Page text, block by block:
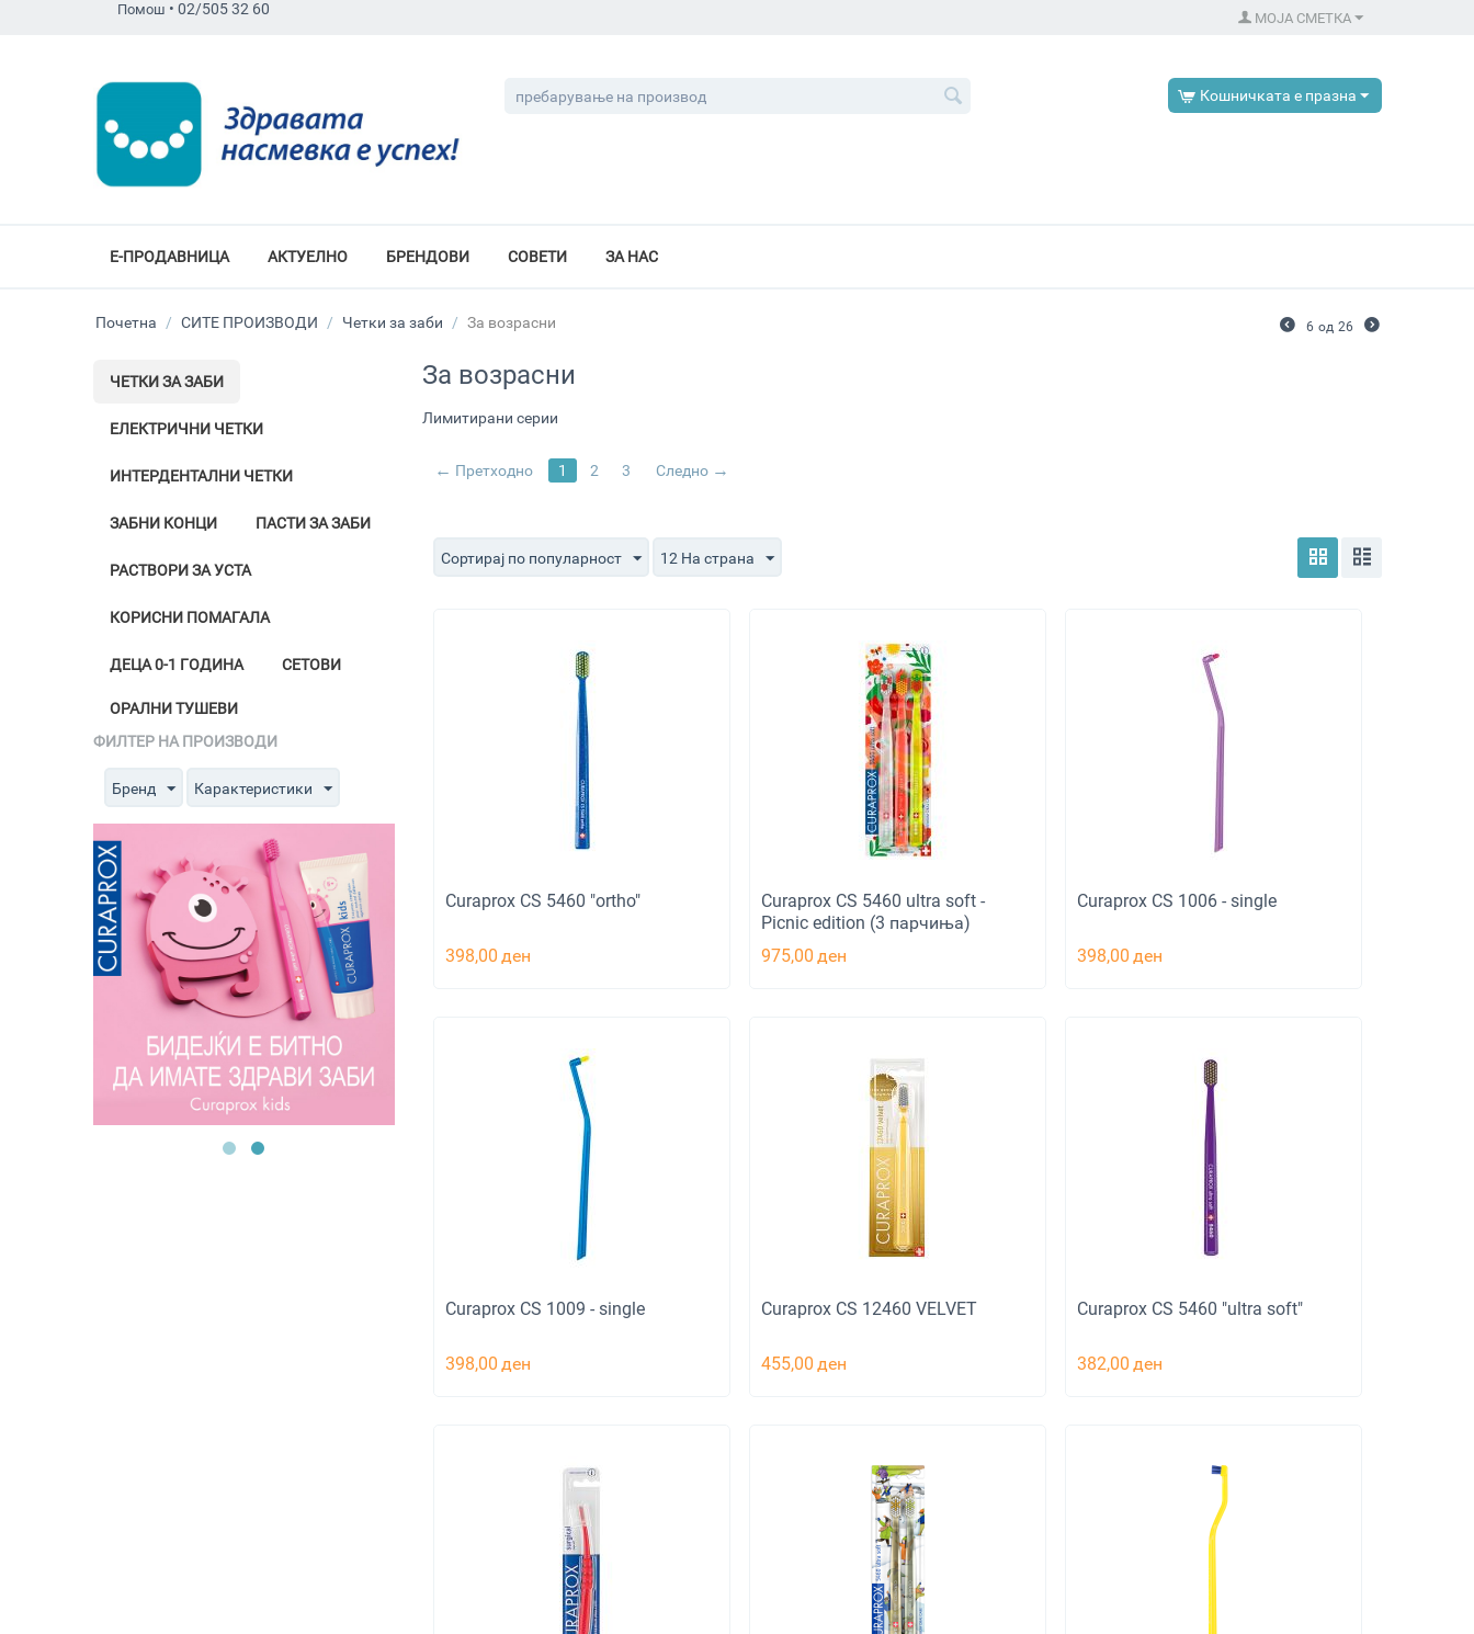
Помош • 02/505 32 60
МОЈА СМЕТКА
Кошничката е празна
Е-ПРОДАВНИЦА АКТУЕЛНО БРЕНДОВИ СОВЕТИ ЗА НАС
Почетна / СИТЕ ПРОИЗВОДИ / Четки за заби / За возрасни 6 од 26
ЧЕТКИ ЗА ЗАБИ
ЕЛЕКТРИЧНИ ЧЕТКИ
ИНТЕРДЕНТАЛНИ ЧЕТКИ
ЗАБНИ КОНЦИ ПАСТИ ЗА ЗАБИ
РАСТВОРИ ЗА УСТА
КОРИСНИ ПОМАГАЛА
ДЕЦА 0-1 ГОДИНА СЕТОВИ
ОРАЛНИ ТУШЕВИ
ФИЛТЕР НА ПРОИЗВОДИ
Бренд Карактеристики
За возрасни
Лимитирани серии
Претходно 1 2 3 Следно
Сортирај по популарност 12 На страна
Curaprox CS 5460 "ortho"
398,00 ден
Curaprox CS 5460 ultra soft -
Picnic edition (3 парчиња)
975,00 ден
Curaprox CS 1006 - single
398,00 ден
Curaprox CS 1009 - single
398,00 ден
Curaprox CS 12460 VELVET
455,00 ден
Curaprox CS 5460 "ultra soft"
382,00 ден